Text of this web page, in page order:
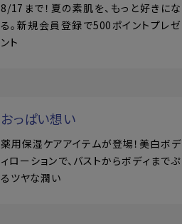
8/17まで！夏の素肌を、もっと好きにな
る。新規会員登録で500ポイントプレゼ
ント
おっぱい想い
薬用保湿ケアアイテムが登場！美白ボデ
ィローションで、バストからボディまでぷ
るツヤな潤い